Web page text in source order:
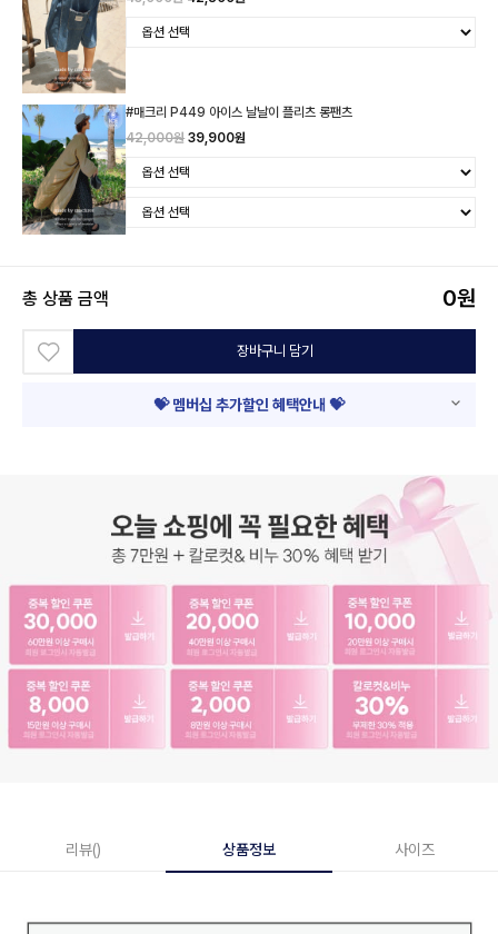
#매크리 P449 아이스 날날이 플리츠 롱팬츠
42,000원 39,900원
총 상품 금액 0원
장바구니 담기
💝 멤버십 추가할인 혜택안내 💝
리뷰() 상품정보 사이즈